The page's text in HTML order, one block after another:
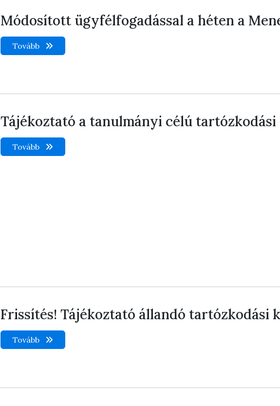
Módosított ügyfélfogadással a héten a
Tovább
Tájékoztató a tanulmányi célú tartózkodási
Tovább
Frissítés! Tájékoztató állandó tartózkodási
Tovább